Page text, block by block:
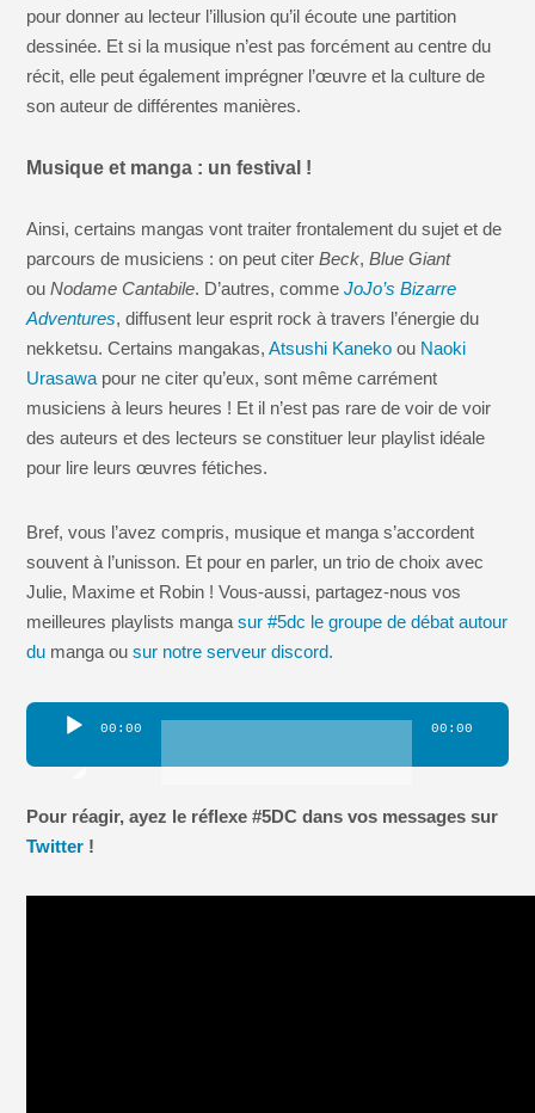
pour donner au lecteur l’illusion qu’il écoute une partition
dessinée. Et si la musique n’est pas forcément au centre du
récit, elle peut également imprégner l’œuvre et la culture de
son auteur de différentes manières.
Musique et manga : un festival !
Ainsi, certains mangas vont traiter frontalement du sujet et de
parcours de musiciens : on peut citerBeck,Blue Giant
ouNodame Cantabile. D’autres, commeJoJo’s Bizarre
Adventures, diffusent leur esprit rock à travers l’énergie du
nekketsu. Certains mangakas,Atsushi Kaneko ou Naoki
Urasawa pour ne citer qu’eux, sont même carrément
musiciens à leurs heures ! Et il n’est pas rare de voir de voir
des auteurs et des lecteurs se constituer leur playlist idéale
pour lire leurs œuvres fétiches.
Bref, vous l’avez compris, musique et manga s’accordent
souvent à l’unisson. Et pour en parler, un trio de choix avec
Julie, Maxime et Robin ! Vous-aussi, partagez-nous vos
meilleures playlists manga sur #5dc le groupe de débat autour
du manga ousur notre serveur discord.
Lecteur
00:00 00:00
Pour réagir, ayez le réflexe #5DC dans vos messages sur
Twitter !